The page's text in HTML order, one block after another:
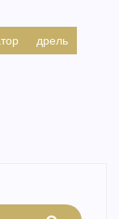
дрель